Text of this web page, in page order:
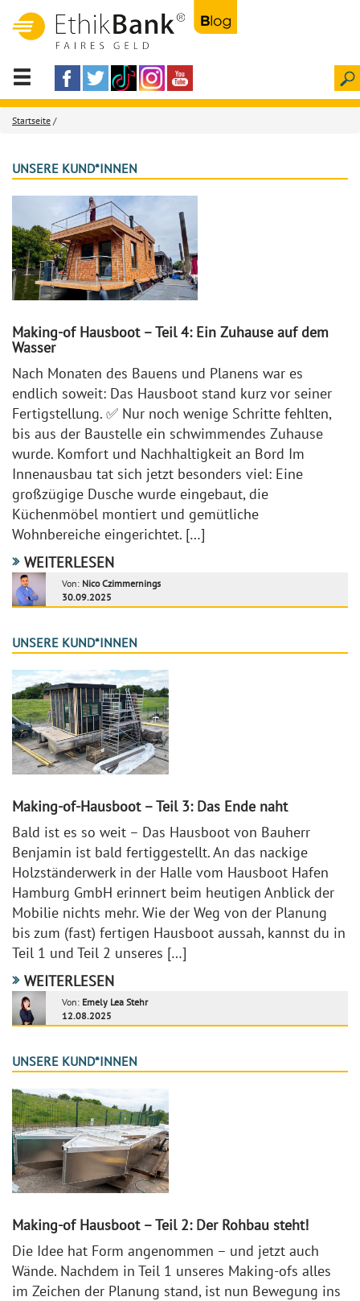
Startseite /
UNSERE KUND*INNEN
Making-of Hausboot – Teil 4: Ein Zuhause auf dem
Wasser
Nach Monaten des Bauens und Planens war es
endlich soweit: Das Hausboot stand kurz vor seiner
Fertigstellung. ✅ Nur noch wenige Schritte fehlten,
bis aus der Baustelle ein schwimmendes Zuhause
wurde. Komfort und Nachhaltigkeit an Bord Im
Innenausbau tat sich jetzt besonders viel: Eine
großzügige Dusche wurde eingebaut, die
Küchenmöbel montiert und gemütliche
Wohnbereiche eingerichtet. […]
WEITERLESEN
Von: Nico Czimmernings
30.09.2025
UNSERE KUND*INNEN
Making-of-Hausboot – Teil 3: Das Ende naht
Bald ist es so weit – Das Hausboot von Bauherr
Benjamin ist bald fertiggestellt. An das nackige
Holzständerwerk in der Halle vom Hausboot Hafen
Hamburg GmbH erinnert beim heutigen Anblick der
Mobilie nichts mehr. Wie der Weg von der Planung
bis zum (fast) fertigen Hausboot aussah, kannst du in
Teil 1 und Teil 2 unseres […]
WEITERLESEN
Von: Emely Lea Stehr
12.08.2025
UNSERE KUND*INNEN
Making-of Hausboot – Teil 2: Der Rohbau steht!
Die Idee hat Form angenommen – und jetzt auch
Wände. Nachdem in Teil 1 unseres Making-ofs alles
im Zeichen der Planung stand, ist nun Bewegung ins